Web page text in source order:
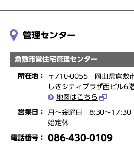
管理センター
倉敷市営住宅管理センター
所在地：
〒710-0055 岡山県倉敷
しきシティプラザ西ビル6
地図はこちら
営業日：
月～金曜日 8:30～17:30
始定休
電話番号： 086-430-0109